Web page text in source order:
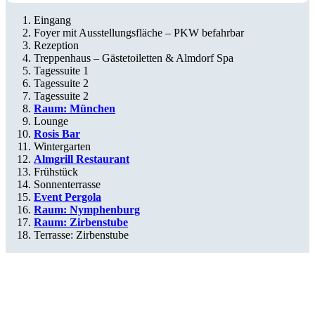
Eingang
Foyer mit Ausstellungsfläche – PKW befahrbar
Rezeption
Treppenhaus – Gästetoiletten & Almdorf Spa
Tagessuite 1
Tagessuite 2
Tagessuite 2
Raum: München
Lounge
Rosis Bar
Wintergarten
Almgrill Restaurant
Frühstück
Sonnenterrasse
Event Pergola
Raum: Nymphenburg
Raum: Zirbenstube
Terrasse: Zirbenstube